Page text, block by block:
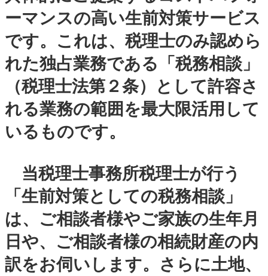
ーマンスの高い生前対策サービス
です。これは、税理士のみ認めら
れた独占業務である「税務相談」
（税理士法第２条）として許容さ
れる業務の範囲を最大限活用して
いるものです。
当税理士事務所税理士が行う
「生前対策としての税務相談」
は、ご相談者様やご家族の生年月
日や、ご相談者様の相続財産の内
訳をお伺いします。さらに土地、